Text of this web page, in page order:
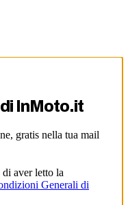
InMoto.it
gratis nella tua mail
aver letto la
Generali di